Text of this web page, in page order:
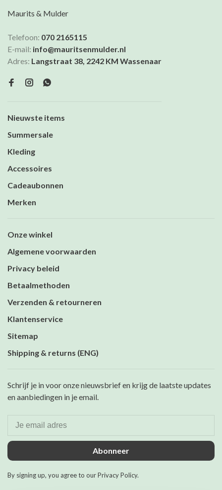
Maurits & Mulder
Telefoon: 070 2165115
E-mail: info@mauritsenmulder.nl
Adres: Langstraat 38, 2242 KM Wassenaar
Nieuwste items
Summersale
Kleding
Accessoires
Cadeaubonnen
Merken
Onze winkel
Algemene voorwaarden
Privacy beleid
Betaalmethoden
Verzenden & retourneren
Klantenservice
Sitemap
Shipping & returns (ENG)
Schrijf je in voor onze nieuwsbrief en krijg de laatste updates
en aanbiedingen in je email.
Abonneer
By signing up, you agree to our Privacy Policy.